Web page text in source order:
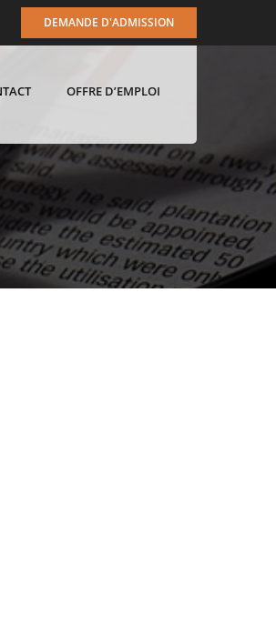
DEMANDE D'ADMISSION
OFFRE D’EMPLOI